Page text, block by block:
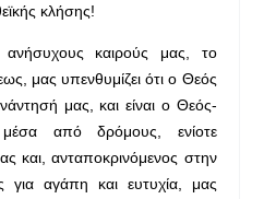
κλήσης!
καιρούς μας, το
μας υπενθυμίζει ότι ο Θεός
μας, και είναι ο Θεός-
από δρόμους, ενίοτε
και, ανταποκρινόμενος στην
για αγάπη και ευτυχία, μας